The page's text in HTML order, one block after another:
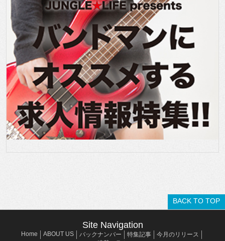
BACK TO TOP
Site Navigation
Home ABOUT US バックナンバー 特集記事
今月のリリース